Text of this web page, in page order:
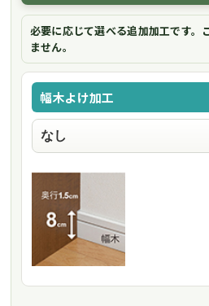
必要に応じて選べる追加加工です。
ません。
幅木よけ加工